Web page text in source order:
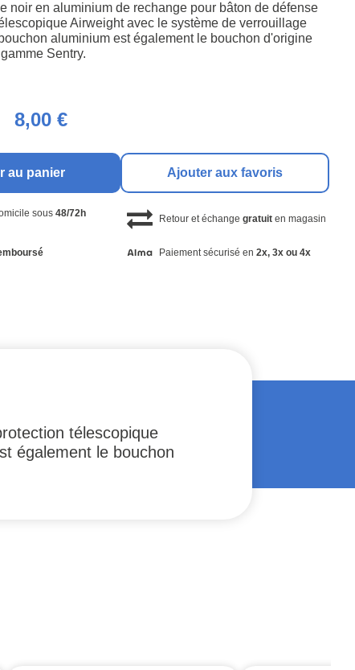
noir en aluminium de rechange pour bâton de défense
Airweight avec le système de verrouillage
aluminium est également le bouchon d'origine
Sentry.
8,00 €
au panier Ajouter aux favoris
sous48/72h
Retour et échange gratuiten magasin
Paiement sécurisé en 2x, 3x ou 4x
télescopique
également le bouchon